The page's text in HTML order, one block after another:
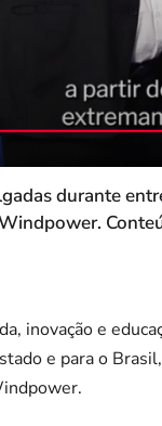
durante
inovação e
e para o